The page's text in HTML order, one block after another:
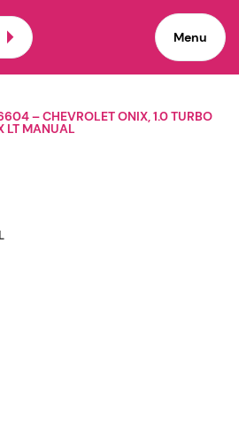
Menu
– CHEVROLET ONIX, 1.0 TURBO
LT MANUAL